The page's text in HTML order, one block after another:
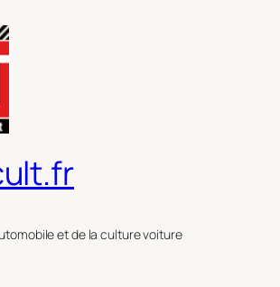
et de la culture voiture